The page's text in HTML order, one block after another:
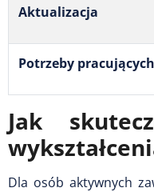
Aktualizacja
Potrzeby pracujących
Jak
Dla osób aktywnych